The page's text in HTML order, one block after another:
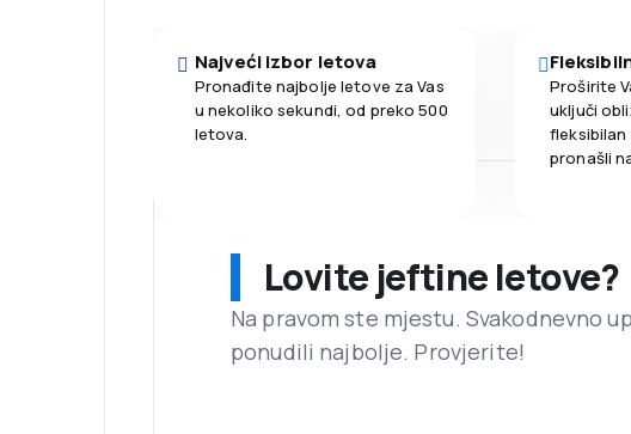
Najveći izbor letova
Pronađite najbolje letove za Vas
u nekoliko sekundi, od preko 500
letova.
Proširite
uključi
pronašli
Lovite jeftine letove?
Na pravom ste mjestu. Svakodnevno
ponudili najbolje. Provjerite!